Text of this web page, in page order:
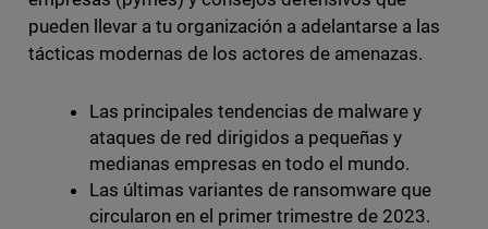
pueden llevar a tu organización a adelantarse a las
tácticas modernas de los actores de amenazas.
Las principales tendencias de malware y
ataques de red dirigidos a pequeñas y
medianas empresas en todo el mundo.
Las últimas variantes de ransomware que
circularon en el primer trimestre de 2023.